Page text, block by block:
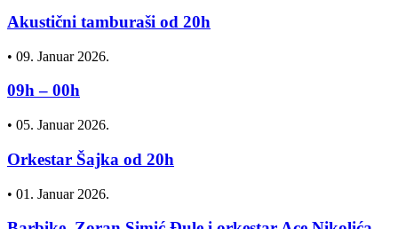
Akustični tamburaši od 20h
• 09. Januar 2026.
09h – 00h
• 05. Januar 2026.
Orkestar Šajka od 20h
• 01. Januar 2026.